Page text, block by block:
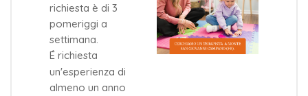
richiesta è di 3
pomeriggi a
settimana.
É richiesta
un'esperienza di
almeno un anno